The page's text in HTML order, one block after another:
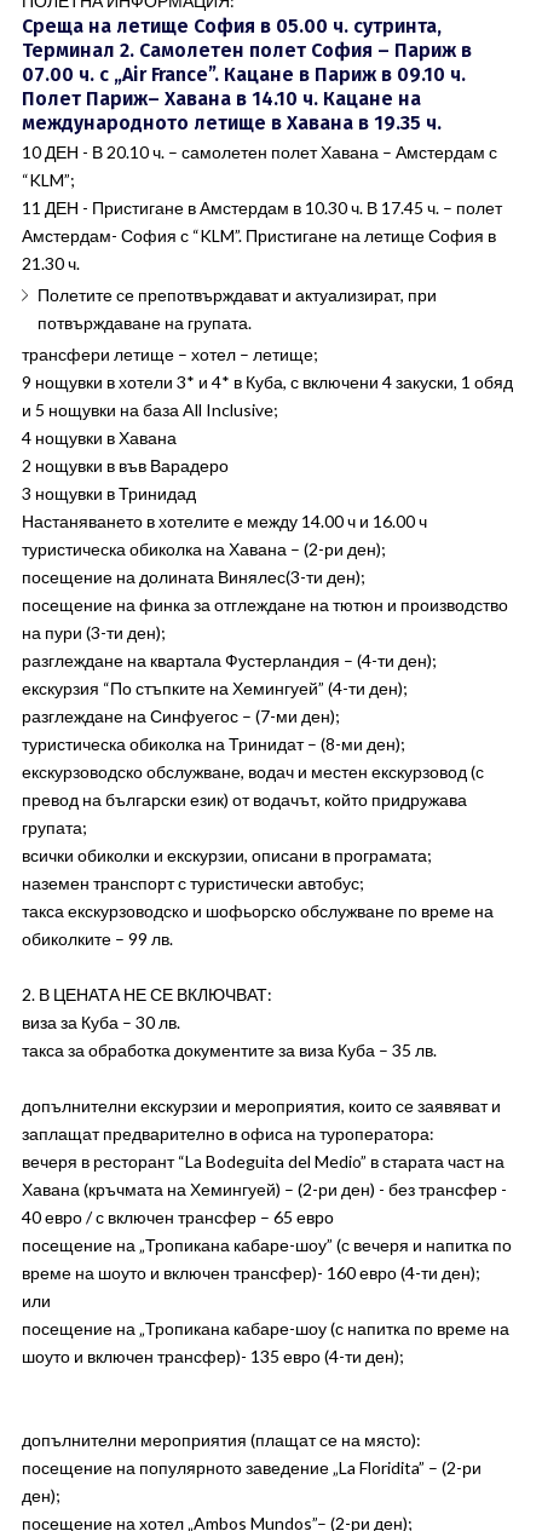
Среща на летище София в 05.00 ч. сутринта,
Терминал 2. Самолетен полет София – Париж в
07.00 ч. с „Air France”. Кацане в Париж в 09.10 ч.
Полет Париж– Хавана в 14.10 ч. Кацане на
международното летище в Хавана в 19.35 ч.
10 ДЕН - В 20.10 ч. – самолетен полет Хавана – Амстердам с
“KLM”;
11 ДЕН - Пристигане в Амстердам в 10.30 ч. В 17.45 ч. – полет
Амстердам- София с “KLM”. Пристигане на летище София в
21.30 ч.
Полетите се препотвърждават и актуализират, при
потвърждаване на групата.
трансфери летище – хотел – летище;
9 нощувки в хотели 3* и 4* в Куба, с включени 4 закуски, 1 обяд
и 5 нощувки на база All Inclusive;
4 нощувки в Хавана
2 нощувки в във Варадеро
3 нощувки в Тринидад
Настаняването в хотелите е между 14.00 ч и 16.00 ч
туристическа обиколка на Хавана – (2-ри ден);
посещение на долината Винялес(3-ти ден);
посещение на финка за отглеждане на тютюн и производство
на пури (3-ти ден);
разглеждане на квартала Фустерландия – (4-ти ден);
екскурзия “По стъпките на Хемингуей” (4-ти ден);
разглеждане на Синфуегос – (7-ми ден);
туристическа обиколка на Тринидат – (8-ми ден);
екскурзоводско обслужване, водач и местен екскурзовод (с
превод на български език) от водачът, който придружава
групата;
всички обиколки и екскурзии, описани в програмата;
наземен транспорт с туристически автобус;
такса екскурзоводско и шофьорско обслужване по време на
обиколките – 99 лв.
2. В ЦЕНАТА НЕ СЕ ВКЛЮЧВАТ:
виза за Куба – 30 лв.
такса за обработка документите за виза Куба – 35 лв.
допълнителни екскурзии и мероприятия, които се заявяват и
заплащат предварително в офиса на туроператора:
вечеря в ресторант “La Bodeguita del Medio” в старата част на
Хавана (кръчмата на Хемингуей) – (2-ри ден) - без трансфер -
40 евро / с включен трансфер – 65 евро
посещение на „Тропикана кабаре-шоу” (с вечеря и напитка по
време на шоуто и включен трансфер)- 160 евро (4-ти ден);
или
посещение на „Тропикана кабаре-шоу (с напитка по време на
шоуто и включен трансфер)- 135 евро (4-ти ден);
допълнителни мероприятия (плащат се на място):
посещение на популярното заведение „La Floridita” – (2-ри
ден);
посещение на хотел „Ambos Mundos”– (2-ри ден);